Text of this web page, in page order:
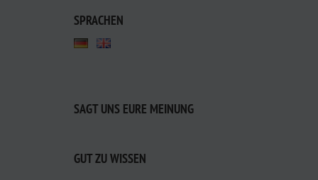
SPRACHEN
SAGT UNS EURE MEINUNG
GUT ZU WISSEN